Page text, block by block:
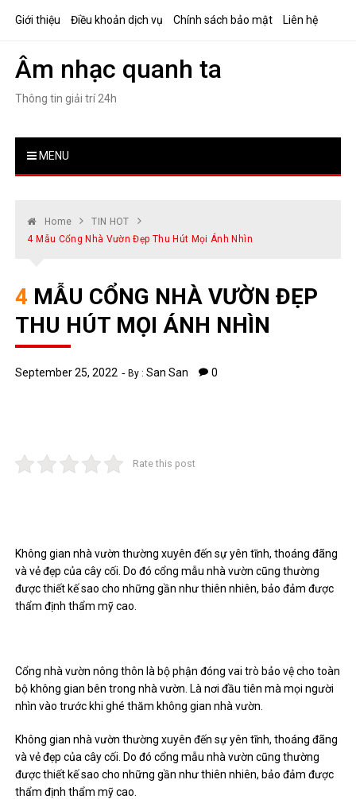
Giới thiệu Điều khoản dịch vụ Chính sách bảo mật Liên hệ
Âm nhạc quanh ta
Thông tin giải trí 24h
MENU
Home
TIN HOT
4 Mẫu Cổng Nhà Vườn Đẹp Thu Hút Mọi Ánh Nhìn
4 MẪU CỔNG NHÀ VƯỜN ĐẸP
THU HÚT MỌI ÁNH NHÌN
September 25, 2022 By :San San 0
Rate this post
Không gian nhà vườn thường xuyên đến sự yên tĩnh, thoáng đãng
và vẻ đẹp của cây cối. Do đó cổng mẫu nhà vườn cũng thường
được thiết kế sao cho những gần như thiên nhiên, bảo đảm được
thẩm định thẩm mỹ cao.
Cổng nhà vườn nông thôn là bộ phận đóng vai trò bảo vệ cho toàn
bộ không gian bên trong nhà vườn. Là nơi đầu tiên mà mọi người
nhìn vào trước khi ghé thăm không gian nhà vườn.
Không gian nhà vườn thường xuyên đến sự yên tĩnh, thoáng đãng
và vẻ đẹp của cây cối. Do đó cổng mẫu nhà vườn cũng thường
được thiết kế sao cho những gần như thiên nhiên, bảo đảm được
thẩm định thẩm mỹ cao.